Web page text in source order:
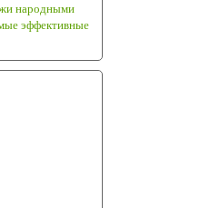
народными
эффективные